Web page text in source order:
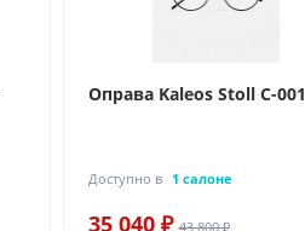
Оправа Kaleos Stoll C-001
Доступно в 1 салоне
35 040 ₽ 43 800 ₽